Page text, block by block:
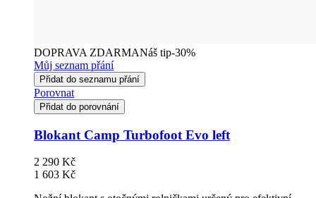
DOPRAVA ZDARMANáš tip-30%
Můj seznam přání
Přidat do seznamu přání
Porovnat
Přidat do porovnání
Blokant Camp Turbofoot Evo left
2 290 Kč
1 603 Kč